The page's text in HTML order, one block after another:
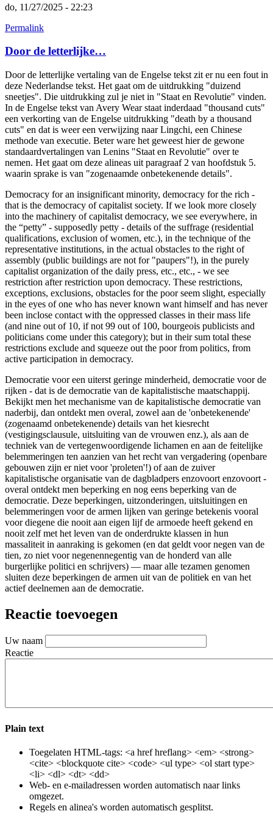
do, 11/27/2025 - 22:23
Permalink
Door de letterlijke…
Door de letterlijke vertaling van de Engelse tekst zit er nu een fout in
deze Nederlandse tekst. Het gaat om de uitdrukking "duizend
sneetjes". Die uitdrukking zul je niet in "Staat en Revolutie" vinden.
In de Engelse tekst van Avery Wear staat inderdaad "thousand cuts"
een verkorting van de Engelse uitdrukking "death by a thousand
cuts" en dat is weer een verwijzing naar Lingchi, een Chinese
methode van executie. Beter ware het geweest hier de gewone
standaardvertalingen van Lenins "Staat en Revolutie" over te
nemen. Het gaat om deze alineas uit paragraaf 2 van hoofdstuk 5.
waarin sprake is van "zogenaamde onbetekenende details".
Democracy for an insignificant minority, democracy for the rich -
that is the democracy of capitalist society. If we look more closely
into the machinery of capitalist democracy, we see everywhere, in
the “petty” - supposedly petty - details of the suffrage (residential
qualifications, exclusion of women, etc.), in the technique of the
representative institutions, in the actual obstacles to the right of
assembly (public buildings are not for "paupers"!), in the purely
capitalist organization of the daily press, etc., etc., - we see
restriction after restriction upon democracy. These restrictions,
exceptions, exclusions, obstacles for the poor seem slight, especially
in the eyes of one who has never known want himself and has never
been inclose contact with the oppressed classes in their mass life
(and nine out of 10, if not 99 out of 100, bourgeois publicists and
politicians come under this category); but in their sum total these
restrictions exclude and squeeze out the poor from politics, from
active participation in democracy.
Democratie voor een uiterst geringe minderheid, democratie voor de
rijken - dat is de democratie van de kapitalistische maatschappij.
Bekijkt men het mechanisme van de kapitalistische democratie van
naderbij, dan ontdekt men overal, zowel aan de 'onbetekenende'
(zogenaamd onbetekenende) details van het kiesrecht
(vestigingsclausule, uitsluiting van de vrouwen enz.), als aan de
techniek van de vertegenwoordigende lichamen en aan de feitelijke
belemmeringen ten aanzien van het recht van vergadering (openbare
gebouwen zijn er niet voor 'proleten'!) of aan de zuiver
kapitalistische organisatie van de dagbladpers enzovoort enzovoort -
overal ontdekt men beperking en nog eens beperking van de
democratie. Deze beperkingen, uitzonderingen, uitsluitingen en
belemmeringen voor de armen lijken van geringe betekenis vooral
voor diegene die nooit aan eigen lijf de armoede heeft gekend en
nooit zelf met het leven van de onderdrukte klassen in hun
massaliteit in aanraking is gekomen (en dat geldt voor negen van de
tien, zo niet voor negenennegentig van de honderd van alle
burgerlijke politici en schrijvers) — maar alle tezamen genomen
sluiten deze beperkingen de armen uit van de politiek en van het
actief deelnemen aan de democratie.
Reactie toevoegen
Uw naam
Reactie
Plain text
Toegelaten HTML-tags: <a href hreflang> <em> <strong>
<cite> <blockquote cite> <code> <ul type> <ol start type>
<li> <dl> <dt> <dd>
Web- en e-mailadressen worden automatisch naar links
omgezet.
Regels en alinea's worden automatisch gesplitst.